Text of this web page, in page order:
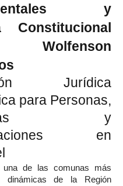
y
Constitucional
Jurídica
para Personas,
y
en
una de las comunas más
dinámicas de la Región